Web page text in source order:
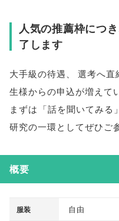
人気の推薦枠につき
了します
大手級の待遇、 選考へ直
生様からの申込が増えて
まずは 「話を聞いてみる 」
研究の一環としてぜひご
概要
服装 自由